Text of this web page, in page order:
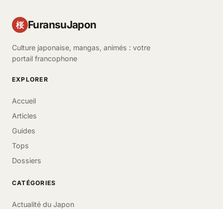
桜 FuransuJapon
Culture japonaise, mangas, animés : votre
portail francophone
EXPLORER
Accueil
Articles
Guides
Tops
Dossiers
CATÉGORIES
Actualité du Japon